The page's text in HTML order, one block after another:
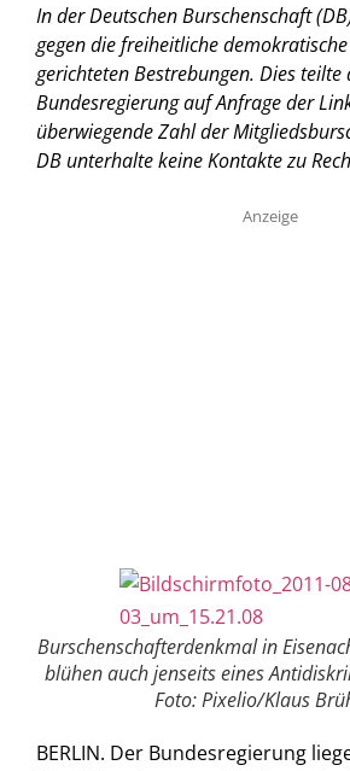
In der Deutschen Burschenschaft
gegen die freiheitliche
gerichteten Bestrebungen. Dies teilte
Bundesregierung auf Anfrage der
überwiegende Zahl der
DB unterhalte keine Kontakte zu
Anzeige
Burschenschafterdenkmal in
blühen auch jenseits eines
Foto: Pixelio/Klaus
BERLIN. Der Bundesregierung